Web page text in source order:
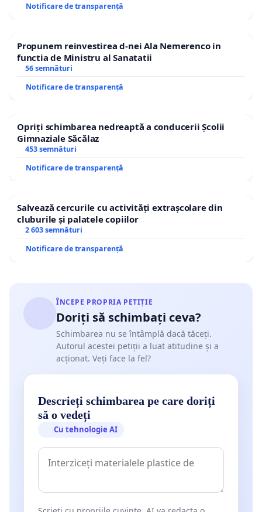
Notificare de transparență
Propunem reinvestirea d-nei Ala Nemerenco in
functia de Ministru al Sanatatii
56 semnături
Notificare de transparență
Opriți schimbarea nedreaptă a conducerii Școlii
Gimnaziale Săcălaz
453 semnături
Notificare de transparență
Salvează cercurile cu activități extrașcolare din
cluburile și palatele copiilor
2 603 semnături
Notificare de transparență
ÎNCEPE PROPRIA PETIȚIE
Doriți să schimbați ceva?
Schimbarea nu se întâmplă dacă tăceți.
Autorul acestei petiții a luat atitudine și a
acționat. Veți face la fel?
Descrieți schimbarea pe care doriți
să o vedeți
Cu tehnologie AI